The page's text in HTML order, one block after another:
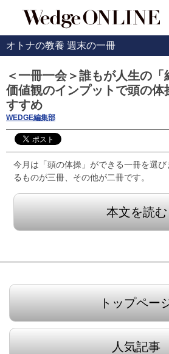
オトナの教養 週末の一冊
＜一冊一会＞誰もが人生の
価値観のインプットで頭の体
すすめ
WEDGE編集部
今月は「頭の体操」ができる一冊を選
るものが三冊、その他が二冊です。
本文を読む
トップペー
人気記事